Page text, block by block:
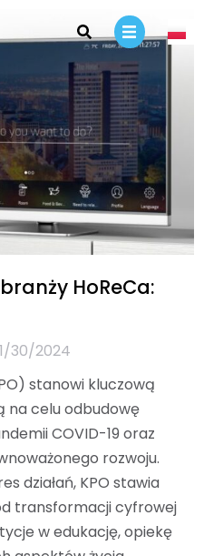
HoReCa:
30/2024
stanowi kluczową
na celu odbudowę
COVID-19 oraz
rozwoju.
działań, KPO stawia
transformacji cyfrowej
w edukację, opiekę